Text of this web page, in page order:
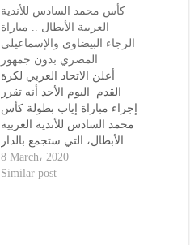
كأس محمد السادس للأندية
العربية الأبطال .. مباراة
الرجاء البيضاوي والإسماعيلي
المصري بدون جمهور
أعلن الاتحاد العربي لكرة
القدم اليوم الأحد أنه تقرر
إجراء مباراة إياب بطولة كأس
محمد السادس للأندية العربية
الأبطال، التي ستجمع بالدار
البيضاء يوم الاحد المقبل بين
فريقي الرجاء البيضاوي
8 March، 2020
Similar post